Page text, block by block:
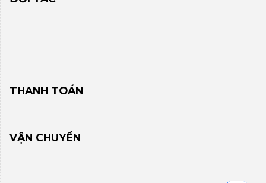
THANH TOÁN
VẬN CHUYỂN